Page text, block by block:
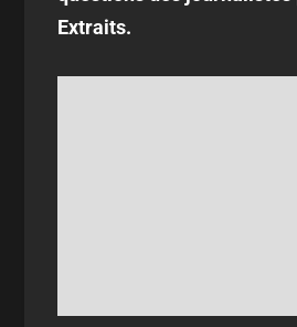
Extraits.